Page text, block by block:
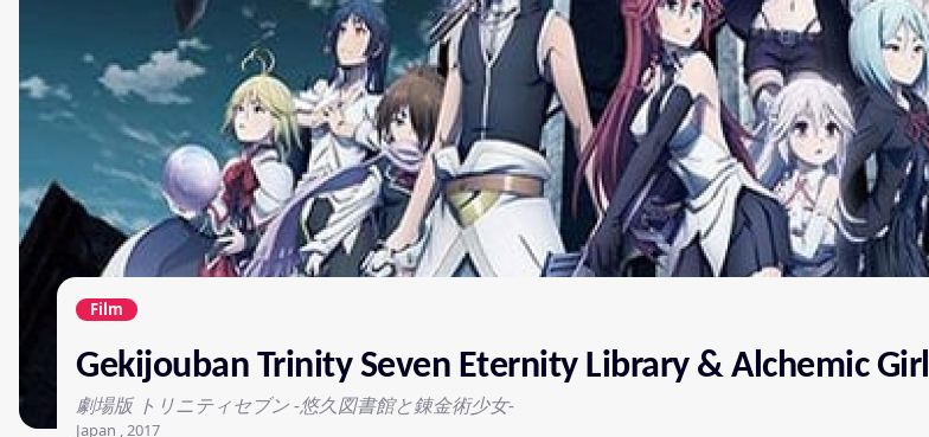
Film
Gekijouban Trinity Seven Eternity Library & Alchemic Girl
劇場版 トリニティセブン -悠久図書館と錬金術少女-
Japan , 2017